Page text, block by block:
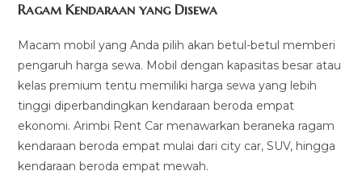
Ragam Kendaraan yang Disewa
Macam mobil yang Anda pilih akan betul-betul memberi
pengaruh harga sewa. Mobil dengan kapasitas besar atau
kelas premium tentu memiliki harga sewa yang lebih
tinggi diperbandingkan kendaraan beroda empat
ekonomi. Arimbi Rent Car menawarkan beraneka ragam
kendaraan beroda empat mulai dari city car, SUV, hingga
kendaraan beroda empat mewah.